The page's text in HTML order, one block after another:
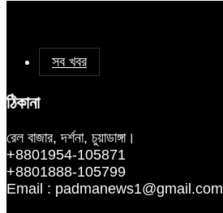
সব খবর
ঠিকানা
রেল বাজার, দর্শনা, চুয়াডাঙ্গা।
+8801954-105871
+8801888-105799
Email : padmanews1@gmail.com